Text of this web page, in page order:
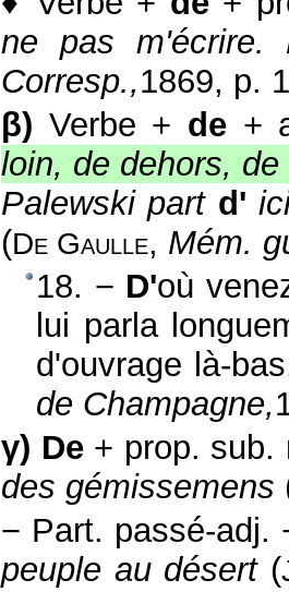
ne pas
Corresp.,1869, p.
β) Verbe + de +
loin, de dehors,
Palewski part d'
(De Gaulle, Mém.
18. − D'où
lui parla
d'ouvrage là-
de Champagne,
γ) De+ prop. sub.
des gémissemens
− Part. passé-adj.
peuple au désert(